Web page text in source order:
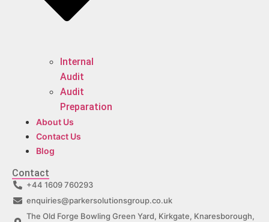
Internal
Audit
Audit
Preparation
About Us
Contact Us
Blog
Contact
+44 1609 760293
enquiries@parkersolutionsgroup.co.uk
The Old Forge Bowling Green Yard, Kirkgate, Knaresborough,